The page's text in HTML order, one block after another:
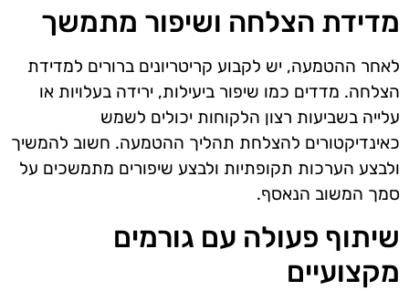
מדידת הצלחה ושיפור מתמשך
לאחר ההטמעה, יש לקבוע קריטריונים ברורים למדידת
הצלחה. מדדים כמו שיפור ביעילות, ירידה בעלויות או
עלייה בשביעות רצון הלקוחות יכולים לשמש
כאינדיקטורים להצלחת תהליך ההטמעה. חשוב להמשיך
ולבצע הערכות תקופתיות ולבצע שיפורים מתמשכים על
סמך המשוב הנאסף.
שיתוף פעולה עם גורמים
מקצועיים